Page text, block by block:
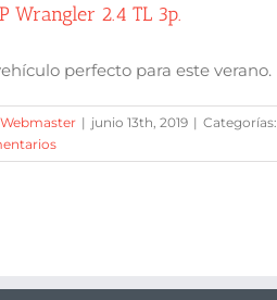
Wrangler 2.4 TL 3p.
perfecto para este verano.
Webmaster | junio 13th, 2019 | Categorías: